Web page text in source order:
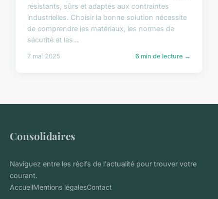
résistants, sûrs et adaptés aux contraintes
industrielles. Choisir la bonne solution nécessite
de comprendre les matériaux, les normes de
sécurité et les...
7 mai 2025 6 min de lecture →
Consolidaires
Naviguez entre les récifs de l'actualité pour trouver votre
courant.
AccueilMentions légalesContact